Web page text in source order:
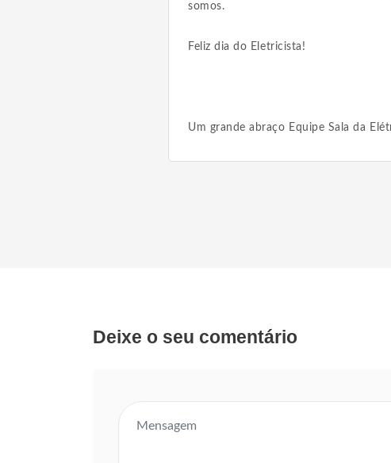
somos.
Feliz dia do Eletricista!
Um grande abraço Equipe Sala da
Deixe o seu comentário